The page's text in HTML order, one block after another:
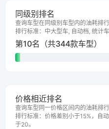
同级别排名
查询车型在同级别车型内的油耗排
排行标准：中大型车, 自动档, 统计
第10名（共344款车型）
价格相近排名
查询车型同一价格区间内的油耗排
排行标准：价格差别小于15%，自
于20。